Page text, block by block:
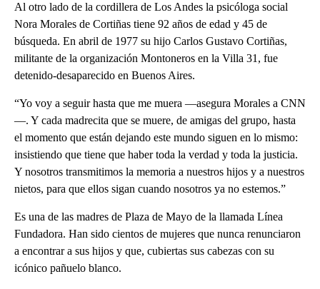
Al otro lado de la cordillera de Los Andes la psicóloga social
Nora Morales de Cortiñas tiene 92 años de edad y 45 de
búsqueda. En abril de 1977 su hijo Carlos Gustavo Cortiñas,
militante de la organización Montoneros en la Villa 31,​ fue
detenido-desaparecido en Buenos Aires.
“Yo voy a seguir hasta que me muera —asegura Morales a CNN
—. Y cada madrecita que se muere, de amigas del grupo, hasta
el momento que están dejando este mundo siguen en lo mismo:
insistiendo que tiene que haber toda la verdad y toda la justicia.
Y nosotros transmitimos la memoria a nuestros hijos y a nuestros
nietos, para que ellos sigan cuando nosotros ya no estemos.”
Es una de las madres de Plaza de Mayo de la llamada Línea
Fundadora. Han sido cientos de mujeres que nunca renunciaron
a encontrar a sus hijos y que, cubiertas sus cabezas con su
icónico pañuelo blanco.